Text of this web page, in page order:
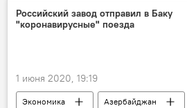
Гурбан байрам
Месяц Мухаррам
Российский завод отправил в Баку
"коронавирусные" поезда
1 июня 2020, 19:19
Экономика Азербайджан